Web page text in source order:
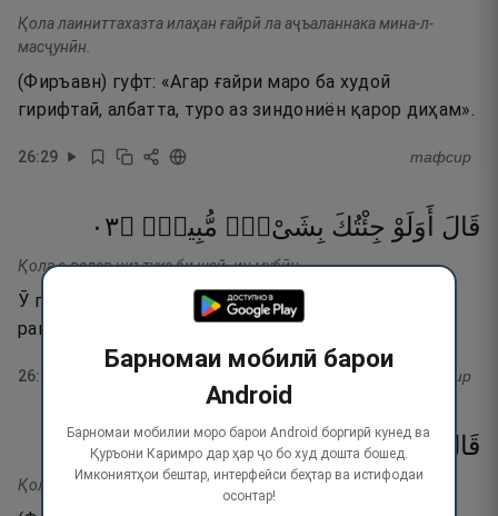
Қола лаиниттахазта илаҳан ғайрӣ ла аҷъаланнака мина-л-
масҷунӣн.
(Фиръавн) гуфт: «Агар ғайри маро ба худоӣ
гирифтаӣ, албатта, туро аз зиндониён қарор диҳам».
26:29 тафсир
قَالَ أَوَلَوْ جِئْتُكَ بِشَىْءٍۢ مُّبِينٍۢ ۝٣٠
Қола а-валав ҷиътука би шай- ин мубӣн.
Ӯ гуфт: «(Оё зиндонӣ мекунӣ) агарчи пеши ту чизи
равшанро биёрам?»
26: тафсир
قَالَ فَأْتِ بِهِۦٓ إِن كُنتَ مِنَ ٱلصَّـٰدِقِينَ ۝
Қола фаъти биҳи ин кунта мина-с-содиқӣн.
Барномаи мобилӣ барои
Android
Барномаи мобилии моро барои Android боргирӣ кунед ва
Қуръони Каримро дар ҳар ҷо бо худ дошта бошед.
Имкониятҳои бештар, интерфейси беҳтар ва истифодаи
осонтар!